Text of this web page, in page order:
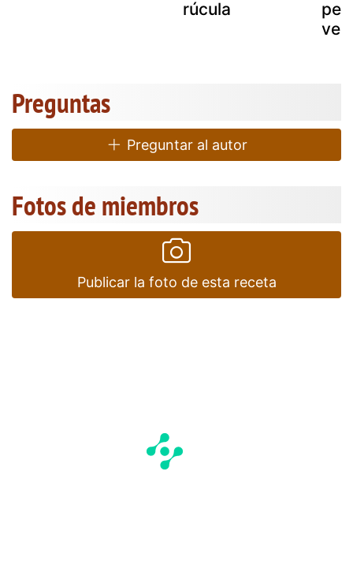
rúcula
Preguntas
Preguntar al autor
Fotos de miembros
Publicar la foto de esta receta